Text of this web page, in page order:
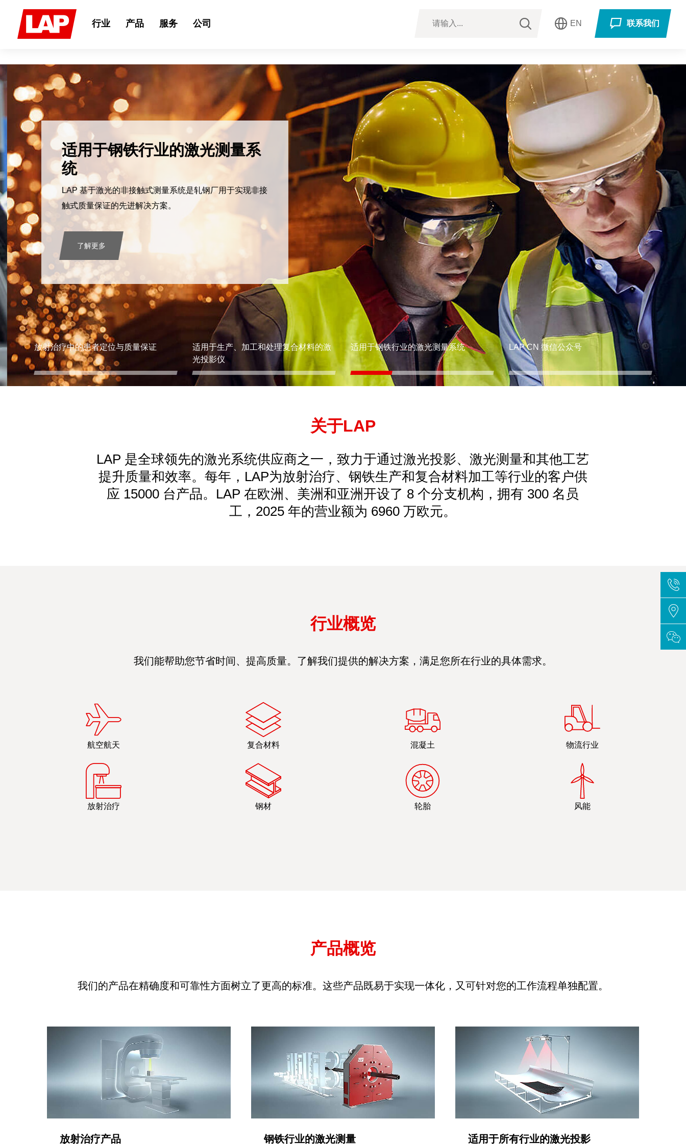
行业 产品 服务 公司 EN 联系我们
适用于钢铁行业的激光测量系
统
LAP 基于激光的非接触式测量系统是轧钢厂用于实现非接
触式质量保证的先进解决方案。
了解更多
放射治疗中的患者定位与质量保证
适用于生产、加工和处理复合材料的激
光投影仪
适用于钢铁行业的激光测量系统 LAP CN 微信公众号
关于LAP
LAP 是全球领先的激光系统供应商之一，致力于通过激光投影、激光测量和其他工艺
提升质量和效率。每年，LAP为放射治疗、钢铁生产和复合材料加工等行业的客户供
应 15000 台产品。LAP 在欧洲、美洲和亚洲开设了 8 个分支机构，拥有 300 名员
工，2025 年的营业额为 6960 万欧元。
行业概览
我们能帮助您节省时间、提高质量。了解我们提供的解决方案，满足您所在行业的具体需求。
航空航天 复合材料 混凝土 物流行业
放射治疗 钢材 轮胎 风能
产品概览
我们的产品在精确度和可靠性方面树立了更高的标准。这些产品既易于实现一体化，又可针对您的工作流程单独配置。
放射治疗产品 钢铁行业的激光测量 适用于所有行业的激光投影